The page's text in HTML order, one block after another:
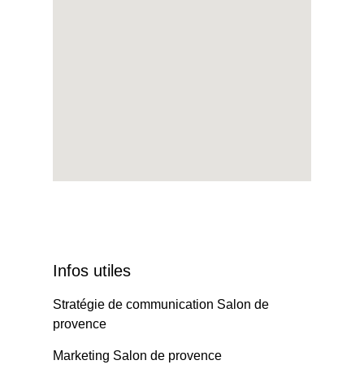
Infos utiles
Stratégie de communication Salon de
provence
Marketing Salon de provence